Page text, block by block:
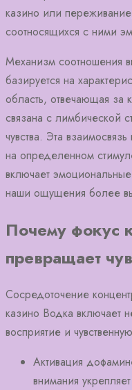
казино или
соотносящихся с ними
Механизм соотношения
базируется на
область, отвечающая за
связана с лимбической
чувства. Эта
на определенном
включает
наши ощущения более
Почему фокус
превращает
Сосредоточение
казино Водка включает
восприятие и
Активация
внимания